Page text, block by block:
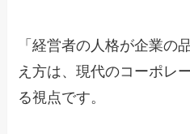
「経営者の人格が企業の
え方は、現代のコーポレ
る視点です。